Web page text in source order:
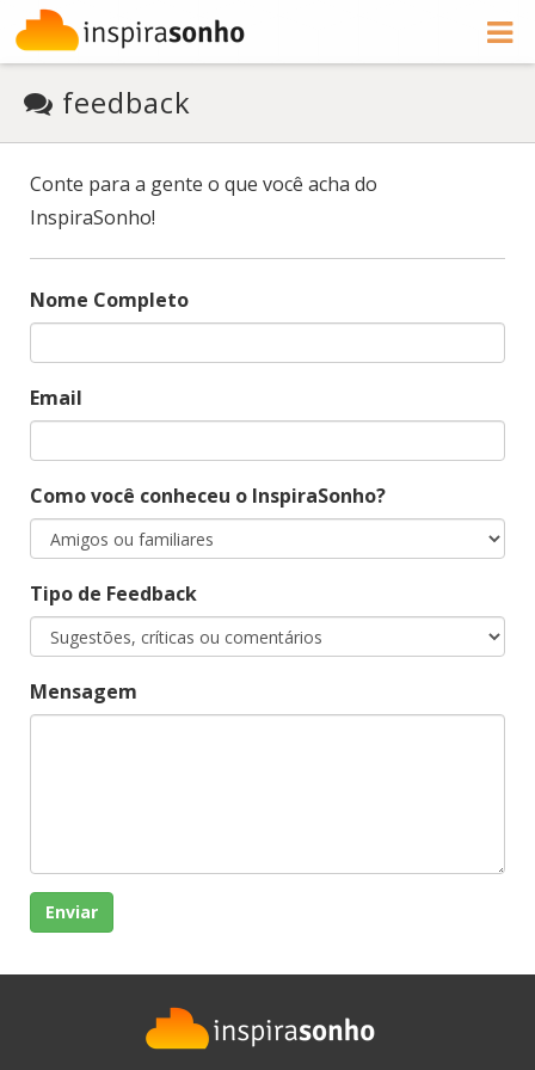
feedback
Conte para a gente o que você acha do
InspiraSonho!
Nome Completo
Email
Como você conheceu o InspiraSonho?
Tipo de Feedback
Mensagem
Enviar